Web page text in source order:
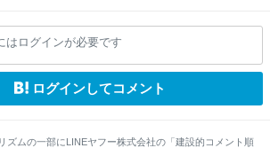
lo
w
lo
w
lo
w
lo
w
lo
w
lo
w
lo
w
lo
w
lolololo
はログインが必要です
ログインしてコメント
ズムの一部にLINEヤフー株式会社の「建設的コメント順